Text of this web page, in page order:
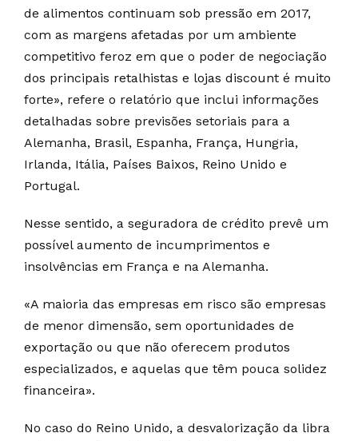
de alimentos continuam sob pressão em 2017,
com as margens afetadas por um ambiente
competitivo feroz em que o poder de negociação
dos principais retalhistas e lojas discount é muito
forte», refere o relatório que inclui informações
detalhadas sobre previsões setoriais para a
Alemanha, Brasil, Espanha, França, Hungria,
Irlanda, Itália, Países Baixos, Reino Unido e
Portugal.
Nesse sentido, a seguradora de crédito prevê um
possível aumento de incumprimentos e
insolvências em França e na Alemanha.
«A maioria das empresas em risco são empresas
de menor dimensão, sem oportunidades de
exportação ou que não oferecem produtos
especializados, e aquelas que têm pouca solidez
financeira».
No caso do Reino Unido, a desvalorização da libra